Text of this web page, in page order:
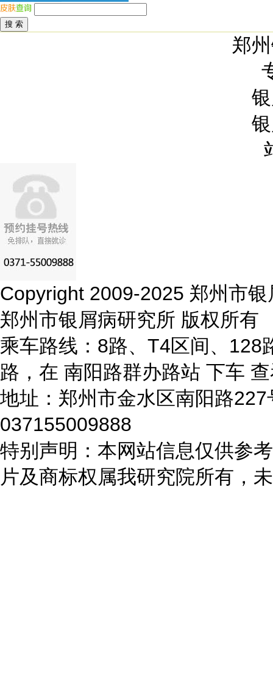
郑
Copyright 2009-2025 郑州市
郑州市银屑病研究所 版权所有
乘车路线：8路、T4区间、128
路，在 南阳路群办路站 下车
地址：郑州市金水区南阳路
037155009888
特别声明：本网站信息仅供参
片及商标权属我研究院所有，